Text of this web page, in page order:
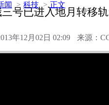
闻 > 科技 > 正文
号已进入地月转移
年12月02日 02:09 来源：